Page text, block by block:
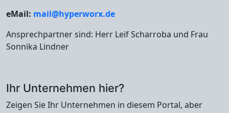
eMail: mail@hyperworx.de
Ansprechpartner sind: Herr Leif Scharroba und Frau
Sonnika Lindner
Ihr Unternehmen hier?
Zeigen Sie Ihr Unternehmen in diesem Portal, aber